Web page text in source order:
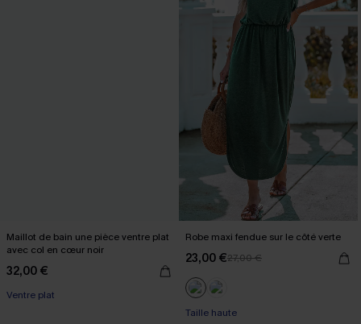
Maillot de bain une pièce ventre plat
avec col en cœur noir
32,00 €
Ventre plat
Robe maxi fendue sur le côté verte
23,00 €27,00 €
Taille haute